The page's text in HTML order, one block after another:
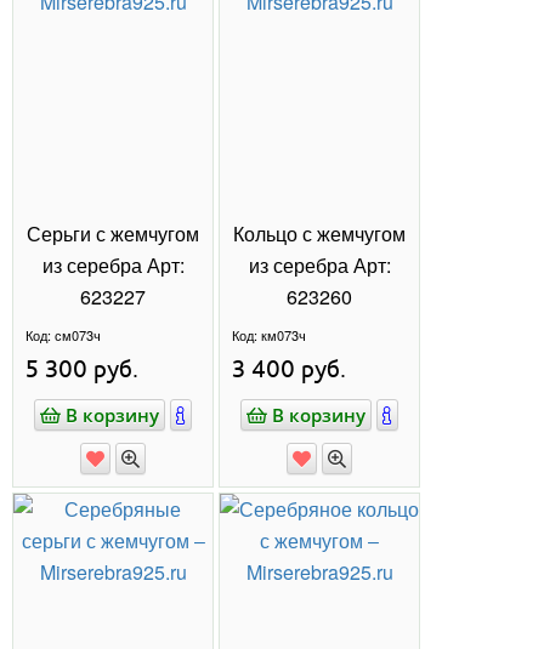
КАТАЛОГ
НОВИНКИ
КОЛЬЦА